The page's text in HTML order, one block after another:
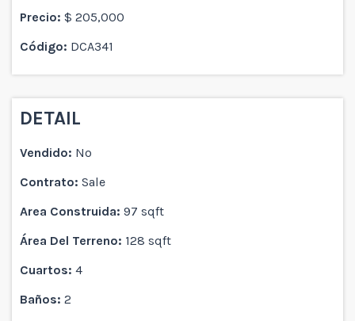
Precio: $ 205,000
Código: DCA341
DETAIL
Vendido: No
Contrato: Sale
Area Construida:
97 sqft
Área Del Terreno:
128 sqft
Cuartos: 4
Baños: 2